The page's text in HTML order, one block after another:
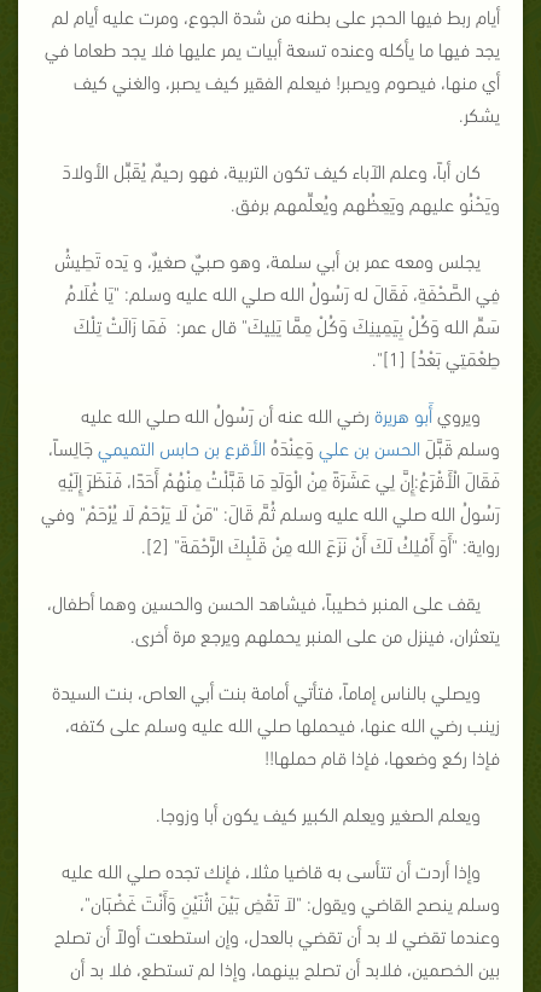
أيام ربط فيها الحجر على بطنه من شدة الجوع، ومرت عليه أيام لم
يجد فيها ما يأكله وعنده تسعة أبيات يمر عليها فلا يجد طعاما في
أي منها، فيصوم ويصبر! فيعلم الفقير كيف يصبر، والغني كيف
يشكر.
كان أباً، وعلم الآباء كيف تكون التربية، فهو رحيمٌ يُقَبِّل الأولادَ
ويَحْنُو عليهم ويَعِظُهم ويُعلِّمهم برفق.
يجلس ومعه عمر بن أبي سلمة، وهو صبيٌ صغيرٌ، و يَده تَطِيشُ
فِي الصَّحْفَةِ، فَقَالَ له رَسُولُ الله صلي الله عليه وسلم: "يَا غُلَامُ
سَمِّ الله وَكُلْ بِيَمِينِكَ وَكُلْ مِمَّا يَلِيكَ" قال عمر: فَمَا زَالَتْ تِلْكَ
طِعْمَتِي بَعْدُ] [1]
".
ويرويأَبو هريرة رضي الله عنه أن رَسُولُ الله صلي الله عليه
وسلم قَبَّلَ الحسن بن علي وَعِنْدَهُ الأقرع بن حابس التميميجَالِساً،
فَقَالَ الْأَقْرَعُ:إِنَّ لِي عَشَرَةً مِنْ الْوَلَدِ مَا قَبَّلْتُ مِنْهُمْ أَحَدًا، فَنَظَرَ إِلَيْهِ
رَسُولُ الله صلي الله عليه وسلم ثُمَّ قَالَ: "مَنْ لَا يَرْحَمْ لَا يُرْحَمْ" وفي
رواية: "أَوَ أَمْلِكُ لَكَ أَنْ نَزَعَ الله مِنْ قَلْبِكَ الرَّحْمَةَ" [2]
.
يقف على المنبر خطيباً، فيشاهد الحسن والحسين وهما أطفال،
يتعثران، فينزل من على المنبر يحملهم ويرجع مرة أخرى.
ويصلي بالناس إماماً، فتأتي أمامة بنت أبي العاص، بنت السيدة
زينب رضي الله عنها، فيحملها صلي الله عليه وسلم على كتفه،
فإذا ركع وضعها، فإذا قام حملها!!
ويعلم الصغير ويعلم الكبير كيف يكون أبا وزوجا.
وإذا أردت أن تتأسى به قاضيا مثلا، فإنك تجده صلي الله عليه
وسلم ينصح القاضي ويقول: "لاَ تَقْضِ بَيْنَ اثْنَيْنِ وَأَنْتَ غَضْبَان"،
وعندما تقضي لا بد أن تقضي بالعدل، وإن استطعت أولاً أن تصلح
بين الخصمين، فلابد أن تصلح بينهما، وإذا لم تستطع، فلا بد أن